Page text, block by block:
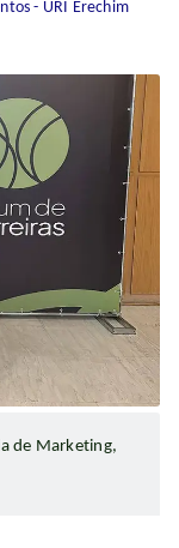
- URI Erechim
de Marketing,